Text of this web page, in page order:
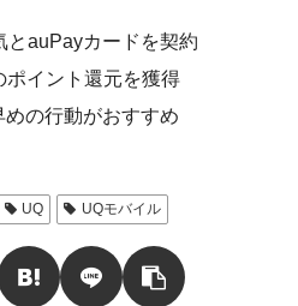
とauPayカードを契約
ポイント還元を獲得
の行動がおすすめ
UQ UQモバイル